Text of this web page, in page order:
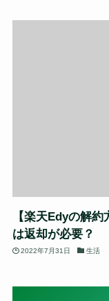
【楽天Edyの解
は返却が必要？
2022年7月31日 生活